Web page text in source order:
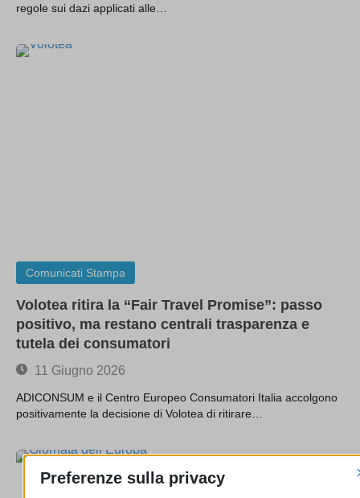
regole sui dazi applicati alle…
Comunicati Stampa
Volotea ritira la “Fair Travel Promise”: passo
positivo, ma restano centrali trasparenza e
tutela dei consumatori
11 Giugno 2026
ADICONSUM e il Centro Europeo Consumatori Italia accolgono
positivamente la decisione di Volotea di ritirare…
Preferenze sulla privacy